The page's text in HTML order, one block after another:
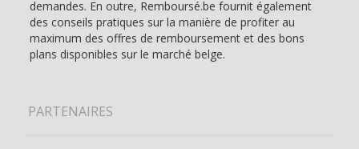
demandes. En outre, Remboursé.be fournit également
des conseils pratiques sur la manière de profiter au
maximum des offres de remboursement et des bons
plans disponibles sur le marché belge.
PARTENAIRES